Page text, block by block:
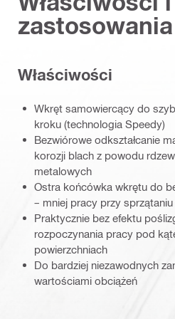
zastosowania
Właściwości
Wkręt samowiercący do
kroku (technologia Speedy)
Bezwiórowe odkształcanie
korozji blach z powodu
metalowych
Ostra końcówka wkrętu do
– mniej pracy przy
Praktycznie bez efektu
rozpoczynania pracy pod
powierzchniach
Do bardziej niezawodnych
wartościami obciążeń